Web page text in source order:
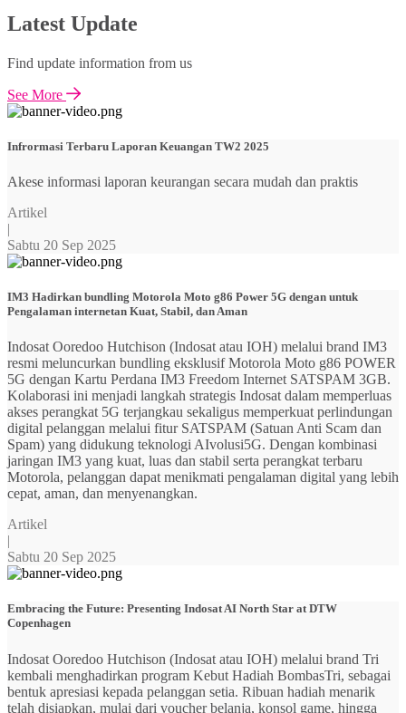
Latest Update
Find update information from us
See More
Infrormasi Terbaru Laporan Keuangan TW2 2025
Akese informasi laporan keurangan secara mudah dan praktis
Artikel
|
Sabtu 20 Sep 2025
IM3 Hadirkan bundling Motorola Moto g86 Power 5G dengan untuk
Pengalaman internetan Kuat, Stabil, dan Aman
Indosat Ooredoo Hutchison (Indosat atau IOH) melalui brand IM3
resmi meluncurkan bundling eksklusif Motorola Moto g86 POWER
5G dengan Kartu Perdana IM3 Freedom Internet SATSPAM 3GB.
Kolaborasi ini menjadi langkah strategis Indosat dalam memperluas
akses perangkat 5G terjangkau sekaligus memperkuat perlindungan
digital pelanggan melalui fitur SATSPAM (Satuan Anti Scam dan
Spam) yang didukung teknologi AIvolusi5G. Dengan kombinasi
jaringan IM3 yang kuat, luas dan stabil serta perangkat terbaru
Motorola, pelanggan dapat menikmati pengalaman digital yang lebih
cepat, aman, dan menyenangkan.
Artikel
|
Sabtu 20 Sep 2025
Embracing the Future: Presenting Indosat AI North Star at DTW
Copenhagen
Indosat Ooredoo Hutchison (Indosat atau IOH) melalui brand Tri
kembali menghadirkan program Kebut Hadiah BombasTri, sebagai
bentuk apresiasi kepada pelanggan setia. Ribuan hadiah menarik
telah disiapkan, mulai dari voucher belanja, konsol game, hingga